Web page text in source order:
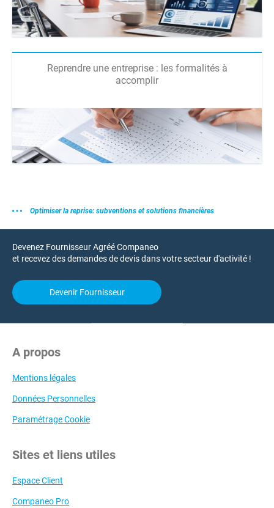
Reprendre une entreprise : les formalités à
accomplir
Optimiser la reprise: subventions et solutions financières
Devenez Fournisseur Agréé Companeo
et recevez des demandes de devis dans votre secteur d'activité !
Devenir Fournisseur
A propos
Mentions légales
Données Personnelles
Paramétrage Cookie
Sites et liens utiles
Espace Client
Companeo Pro